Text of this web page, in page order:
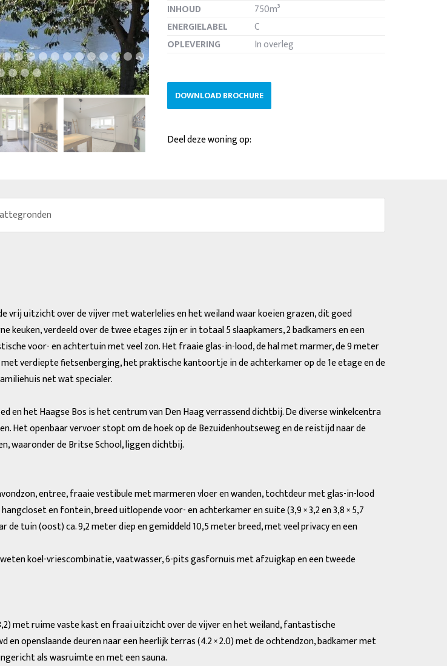
volgende
INHOUD
750m³
ENERGIELABEL
C
OPLEVERING
In overleg
DOWNLOAD BROCHURE
Deel deze woning op:
uitzicht over de vijver met waterlelies en het weiland waar koeien grazen, dit goed
verdeeld over de twee etages zijn er in totaal 5 slaapkamers, 2 badkamers en een
voor- en achtertuin met veel zon. Het fraaie glas-in-lood, de hal met marmer, de 9 meter
verdiepte fietsenberging, het praktische kantoortje in de achterkamer op de 1e etage en de
net wat specialer.
het Haagse Bos is het centrum van Den Haag verrassend dichtbij. De diverse winkelcentra
Het openbaar vervoer stopt om de hoek op de Bezuidenhoutseweg en de reistijd naar de
waaronder de Britse School, liggen dichtbij.
entree, fraaie vestibule met marmeren vloer en wanden, tochtdeur met glas-in-lood
en fontein, breed uitlopende voor- en achterkamer en suite (3,9 × 3,2 en 3,8 × 5,7
de tuin (oost) ca. 9,2 meter diep en gemiddeld 10,5 meter breed, met veel privacy en een
koel-vriescombinatie, vaatwasser, 6-pits gasfornuis met afzuigkap en een tweede
met ruime vaste kast en fraai uitzicht over de vijver en het weiland, fantastische
openslaande deuren naar een heerlijk terras (4.2 × 2.0) met de ochtendzon, badkamer met
als wasruimte en met een sauna.